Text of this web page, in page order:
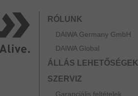
RÓLUNK
DAIWA Germany GmbH
DAIWA Global
ÁLLÁS LEHETŐSÉGEK
SZERVIZ
Garanciális feltételek